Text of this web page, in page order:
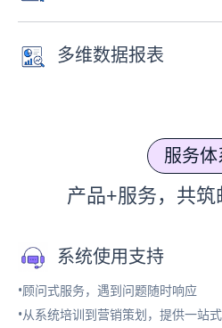
多维数据报表
服务体
产品+服务，共
系统使用支持
•顾问式服务，遇到问题随时响应
•从系统培训到营销策划，提供一站